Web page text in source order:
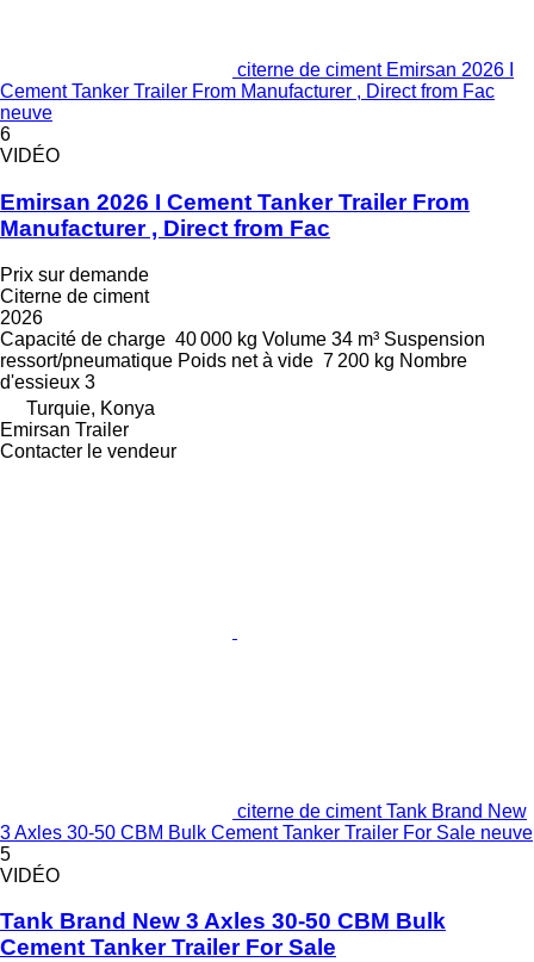
citerne de ciment Emirsan 2026 I
Cement Tanker Trailer From Manufacturer , Direct from Fac
neuve
6
VIDÉO
Emirsan 2026 I Cement Tanker Trailer From
Manufacturer , Direct from Fac
Prix sur demande
Citerne de ciment
2026
Capacité de charge 40 000 kg Volume 34 m³ Suspension
ressort/pneumatique Poids net à vide 7 200 kg Nombre
d'essieux 3
Turquie, Konya
Emirsan Trailer
Contacter le vendeur
citerne de ciment Tank Brand New
3 Axles 30-50 CBM Bulk Cement Tanker Trailer For Sale neuve
5
VIDÉO
Tank Brand New 3 Axles 30-50 CBM Bulk
Cement Tanker Trailer For Sale